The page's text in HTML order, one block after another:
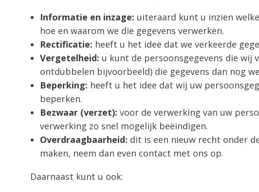
Informatie en inzage: uiteraard kunt u inzien
hoe en waarom we die gegevens verwerken.
Rectificatie: heeft u het idee dat we verkeerde
Vergetelheid: u kunt de persoonsgegevens die wij
ontdubbelen bijvoorbeeld) die gegevens dan nog
Beperking: heeft u het idee dat wij uw
beperken.
Bezwaar (verzet): voor de verwerking van uw
verwerking zo snel mogelijk beëindigen.
Overdraagbaarheid: dit is een nieuw recht onder
maken, neem dan even contact met ons op.
Daarnaast kunt u ook: